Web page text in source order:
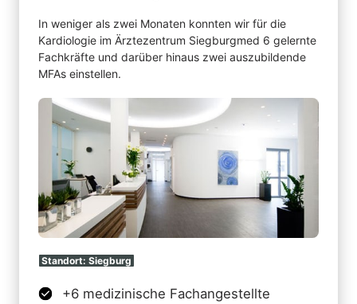
In weniger als zwei Monaten konnten wir für die
Kardiologie im Ärztezentrum Siegburgmed 6 gelernte
Fachkräfte und darüber hinaus zwei auszubildende
MFAs einstellen.
Standort: Siegburg
+6 medizinische Fachangestellte